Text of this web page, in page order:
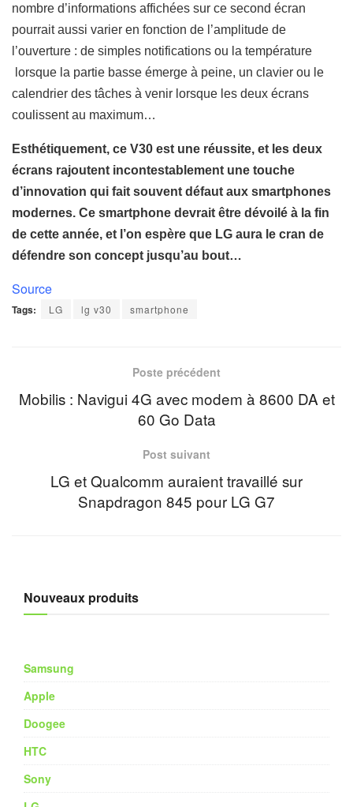
nombre d’informations affichées sur ce second écran
pourrait aussi varier en fonction de l’amplitude de
l’ouverture : de simples notifications ou la température
lorsque la partie basse émerge à peine, un clavier ou le
calendrier des tâches à venir lorsque les deux écrans
coulissent au maximum…
Esthétiquement, ce V30 est une réussite, et les deux
écrans rajoutent incontestablement une touche
d’innovation qui fait souvent défaut aux smartphones
modernes. Ce smartphone devrait être dévoilé à la fin
de cette année, et l’on espère que LG aura le cran de
défendre son concept jusqu’au bout…
Source
Tags: LG lg v30 smartphone
Poste précédent
Mobilis : Navigui 4G avec modem à 8600 DA et
60 Go Data
Post suivant
LG et Qualcomm auraient travaillé sur
Snapdragon 845 pour LG G7
Nouveaux produits
Samsung
Apple
Doogee
HTC
Sony